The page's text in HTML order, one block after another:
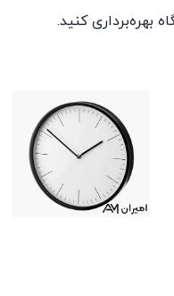
بهره‌برداری کنید.